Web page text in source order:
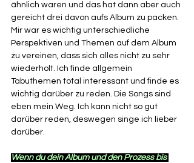
ähnlich waren und das hat dann aber auch
gereicht drei davon aufs Album zu packen.
Mir war es wichtig unterschiedliche
Perspektiven und Themen auf dem Album
zu vereinen, dass sich alles nicht zu sehr
wiederholt. Ich finde allgemein
Tabuthemen total interessant und finde es
wichtig darüber zu reden. Die Songs sind
eben mein Weg. Ich kann nicht so gut
darüber reden, deswegen singe ich lieber
darüber.
Wenn du dein Album und den Prozess bis